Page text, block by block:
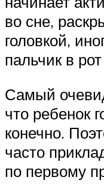
во сне,
головкой,
пальчик в рот
Самый
что ребенок
конечно.
часто
по первому